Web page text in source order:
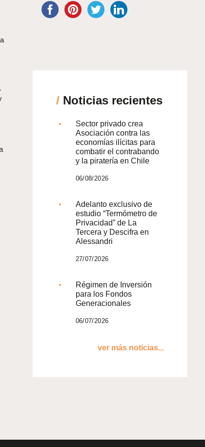
/Noticias recientes
Sector privado crea
Asociación contra las
economías ilícitas para
combatir el contrabando
y la piratería en Chile
06/08/2026
Adelanto exclusivo de
estudio “Termómetro de
Privacidad” de La
Tercera y Descifra en
Alessandri
27/07/2026
Régimen de Inversión
para los Fondos
Generacionales
06/07/2026
ver más noticias...